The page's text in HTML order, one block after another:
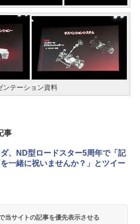
ンテーション資料
事
、ND型ロードスター5周年で「記
一緒に祝いませんか？」とツイー
当サイトの記事を優先表示させる